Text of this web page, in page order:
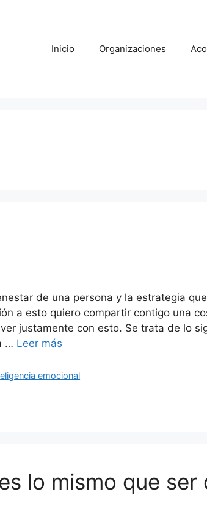
Inicio Organizaciones
de una persona y la estrategia
a esto quiero compartir contigo una
justamente con esto. Se trata de lo
… Leer más
emocional
lo mismo que ser